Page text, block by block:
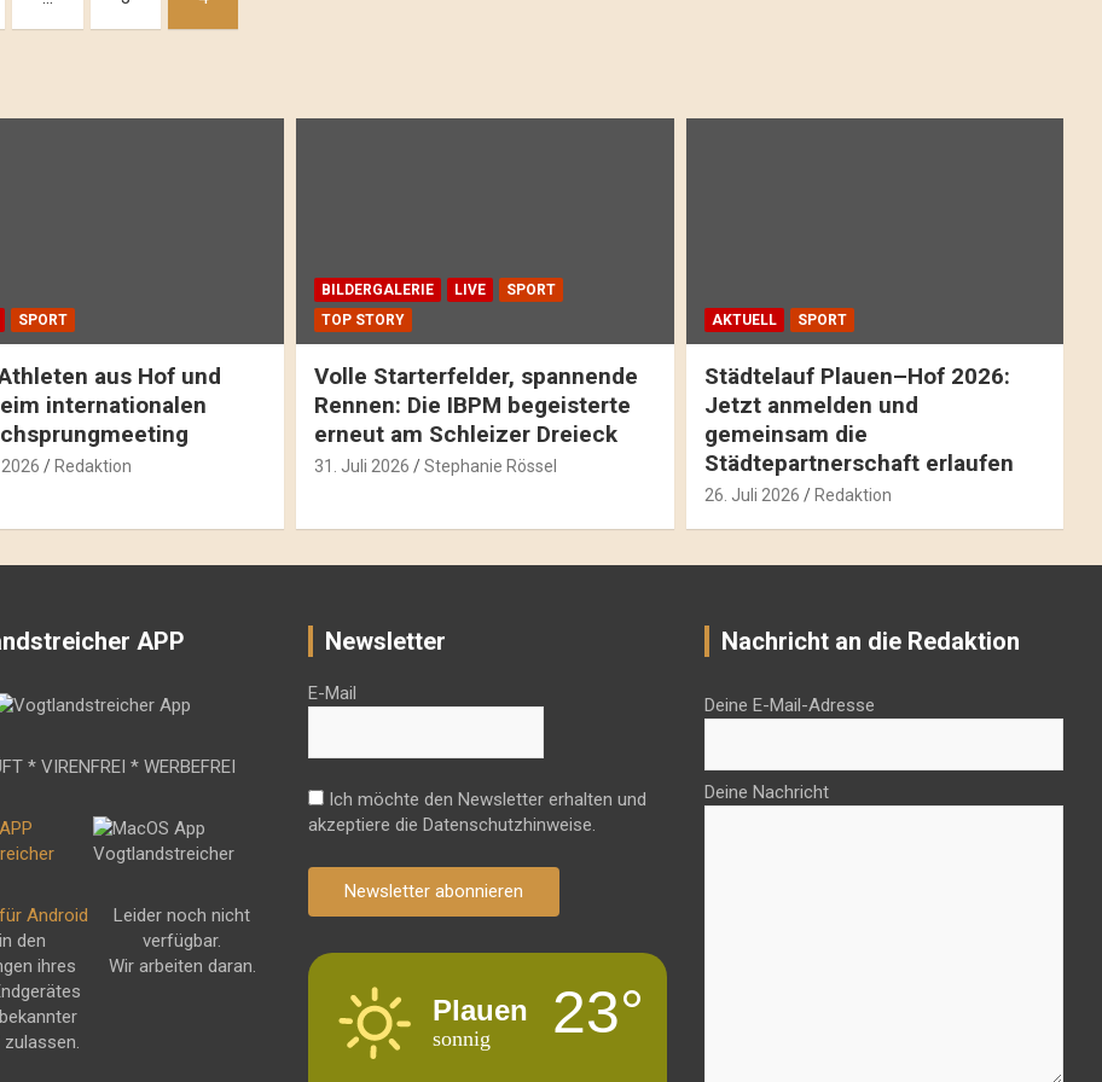
SPORT
aus Hof und
internationalen
Redaktion
BILDERGALERIE LIVE
SPORT
TOP STORY
Volle Starterfelder, spannende
Rennen: Die IBPM begeisterte
erneut am Schleizer Dreieck
31. Juli 2026 Stephanie Rössel
AKTUELL SPORT
Städtelauf Plauen–Hof 2026:
Jetzt anmelden und
gemeinsam die
Städtepartnerschaft erlaufen
26. Juli 2026 Redaktion
APP
* VIRENFREI * WERBEFREI
Android
den
ihres
Leider noch nicht
verfügbar.
Wir arbeiten daran.
Newsletter
E-Mail
Ich möchte den Newsletter erhalten und
akzeptiere die Datenschutzhinweise.
Newsletter abonnieren
Plauen
sonnig 23°
Nachricht an die Redaktion
Deine E-Mail-Adresse
Deine Nachricht